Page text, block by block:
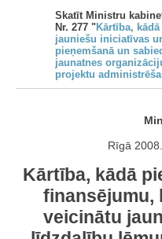
Skatīt Ministru
Nr. 277 "Kārtība,
jauniešu iniciatīvas
pieņemšanā un
jaunatnes
projektu
Rīgā
Kārtība, kādā
finansējumu,
veicinātu